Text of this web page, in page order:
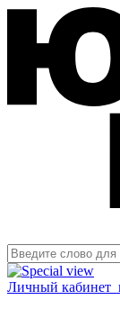
Личный кабинет